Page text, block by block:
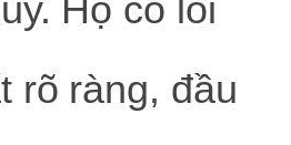
Họ có lối
rõ ràng, đầu